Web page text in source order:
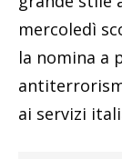
mercoledì
la nomina a
ai servizi